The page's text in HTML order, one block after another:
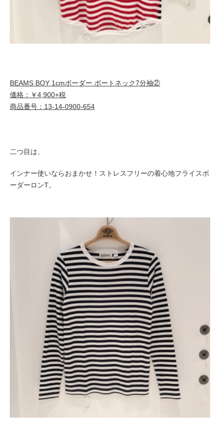
BEAMS BOY 1cmボーダー ボートネック7分袖②
価格：￥4,900+税
商品番号：13-14-0900-654
二つ目は、
インナー使いならおまかせ！ストレスフリーの着心地フライスボ
ーダーロンT。